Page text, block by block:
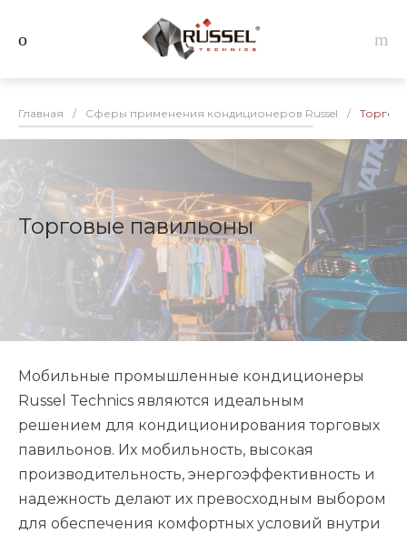
Главная / Сферы применения кондиционеров Russel /
Торговые павильоны
Мобильные промышленные кондиционеры
Russel Technics являются идеальным
решением для кондиционирования торговых
павильонов. Их мобильность, высокая
производительность, энергоэффективность и
надежность делают их превосходным выбором
для обеспечения комфортных условий внутри